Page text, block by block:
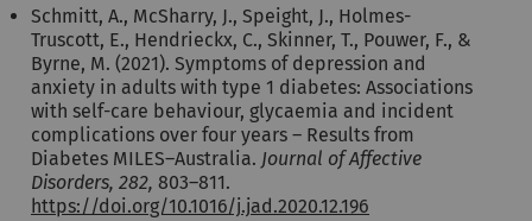
Schmitt, A., McSharry, J., Speight, J., Holmes-
Truscott, E., Hendrieckx, C., Skinner, T., Pouwer, F., &
Byrne, M. (2021). Symptoms of depression and
anxiety in adults with type 1 diabetes: Associations
with self-care behaviour, glycaemia and incident
complications over four years – Results from
Diabetes MILES–Australia. Journal of Affective
Disorders, 282, 803–811.
https://doi.org/10.1016/j.jad.2020.12.196